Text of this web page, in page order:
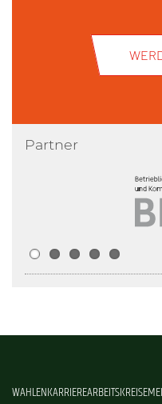
Partner
WAHLENKARRIEREARBEITSKREISE